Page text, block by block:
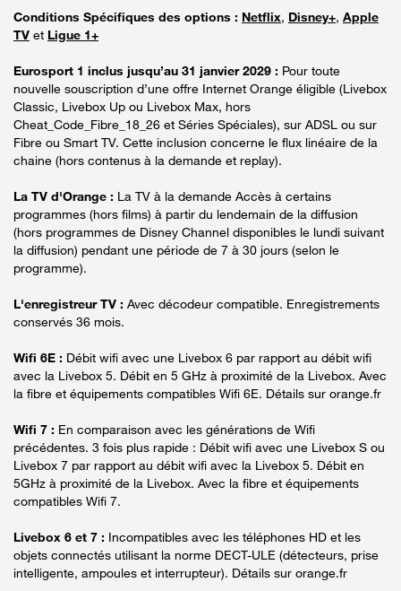
Conditions Spécifiques des options : Netflix, Disney+, Apple
TV et Ligue 1+
Eurosport 1 inclus jusqu’au 31 janvier 2029 : Pour toute
nouvelle souscription d’une offre Internet Orange éligible (Livebox
Classic, Livebox Up ou Livebox Max, hors
Cheat_Code_Fibre_18_26 et Séries Spéciales), sur ADSL ou sur
Fibre ou Smart TV. Cette inclusion concerne le flux linéaire de la
chaine (hors contenus à la demande et replay).
La TV d'Orange : La TV à la demande Accès à certains
programmes (hors films) à partir du lendemain de la diffusion
(hors programmes de Disney Channel disponibles le lundi suivant
la diffusion) pendant une période de 7 à 30 jours (selon le
programme).
L'enregistreur TV : Avec décodeur compatible. Enregistrements
conservés 36 mois.
Wifi 6E : Débit wifi avec une Livebox 6 par rapport au débit wifi
avec la Livebox 5. Débit en 5 GHz à proximité de la Livebox. Avec
la fibre et équipements compatibles Wifi 6E. Détails sur orange.fr
Wifi 7 : En comparaison avec les générations de Wifi
précédentes. 3 fois plus rapide : Débit wifi avec une Livebox S ou
Livebox 7 par rapport au débit wifi avec la Livebox 5. Débit en
5GHz à proximité de la Livebox. Avec la fibre et équipements
compatibles Wifi 7.
Livebox 6 et 7 : Incompatibles avec les téléphones HD et les
objets connectés utilisant la norme DECT-ULE (détecteurs, prise
intelligente, ampoules et interrupteur). Détails sur orange.fr